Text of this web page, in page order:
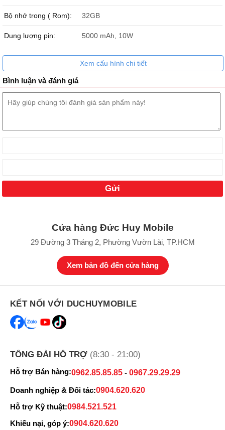
Bộ nhớ trong ( Rom): 32GB
Dung lượng pin: 5000 mAh, 10W
Xem cấu hình chi tiết
Bình luận và đánh giá
Cửa hàng Đức Huy Mobile
29 Đường 3 Tháng 2, Phường Vườn Lài, TP.HCM
Xem bản đồ đến cửa hàng
KẾT NỐI VỚI DUCHUYMOBILE
TỔNG ĐÀI HỖ TRỢ (8:30 - 21:00)
Hỗ trợ Bán hàng:0962.85.85.85 - 0967.29.29.29
Doanh nghiệp & Đối tác:0904.620.620
Hỗ trợ Kỹ thuật:0984.521.521
Khiếu nại, góp ý:0904.620.620